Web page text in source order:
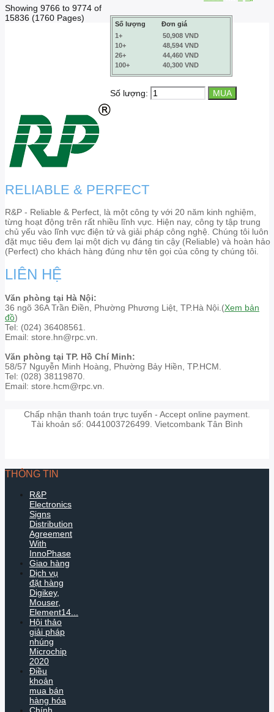
Số lượng
Đơn giá
1+
50,908 VND
10+
48,594 VND
26+
44,460 VND
100+
40,300 VND
Số lượng:
Showing 9766 to 9774 of
15836 (1760 Pages)
RELIABLE & PERFECT
R&P - Reliable & Perfect, là một công ty với 20 năm kinh nghiệm,
từng hoạt động trên rất nhiều lĩnh vực. Hiện nay, công ty tập trung
chủ yếu vào lĩnh vực điện tử và giải pháp công nghệ. Chúng tôi luôn
đặt mục tiêu đem lại một dịch vụ đáng tin cậy (Reliable) và hoàn hảo
(Perfect) cho khách hàng đúng như tên gọi của công ty chúng tôi.
LIÊN HỆ
Văn phòng tại Hà Nội:
36 ngõ 36A Trần Điền, Phường Phương Liệt, TP.Hà Nội.(Xem bản
đồ)
Tel: (024) 36408561.
Email: store.hn@rpc.vn.
Văn phòng tại TP. Hồ Chí Minh:
58/57 Nguyễn Minh Hoàng, Phường Bảy Hiền, TP.HCM.
Tel: (028) 38119870.
Email: store.hcm@rpc.vn.
Chấp nhận thanh toán trực tuyến - Accept online payment.
Tài khoản số: 0441003726499. Vietcombank Tân Bình
THÔNG TIN
R&P
Electronics
Signs
Distribution
Agreement
With
InnoPhase
Giao hàng
Dịch vụ
đặt hàng
Digikey,
Mouser,
Element14...
Hội thảo
giải pháp
nhúng
Microchip
2020
Điều
khoản
mua bán
hàng hóa
Chính